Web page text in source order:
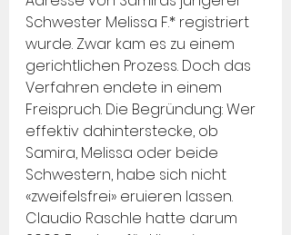
Schwester Melissa F.* registriert
wurde. Zwar kam es zu einem
gerichtlichen Prozess. Doch das
Verfahren endete in einem
Freispruch. Die Begründung: Wer
effektiv dahinterstecke, ob
Samira, Melissa oder beide
Schwestern, habe sich nicht
«zweifelsfrei» eruieren lassen.
Claudio Raschle hatte darum